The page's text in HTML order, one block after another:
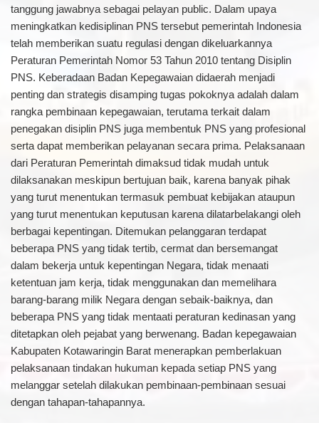
tanggung jawabnya sebagai pelayan public. Dalam upaya
meningkatkan kedisiplinan PNS tersebut pemerintah Indonesia
telah memberikan suatu regulasi dengan dikeluarkannya
Peraturan Pemerintah Nomor 53 Tahun 2010 tentang Disiplin
PNS. Keberadaan Badan Kepegawaian didaerah menjadi
penting dan strategis disamping tugas pokoknya adalah dalam
rangka pembinaan kepegawaian, terutama terkait dalam
penegakan disiplin PNS juga membentuk PNS yang profesional
serta dapat memberikan pelayanan secara prima. Pelaksanaan
dari Peraturan Pemerintah dimaksud tidak mudah untuk
dilaksanakan meskipun bertujuan baik, karena banyak pihak
yang turut menentukan termasuk pembuat kebijakan ataupun
yang turut menentukan keputusan karena dilatarbelakangi oleh
berbagai kepentingan. Ditemukan pelanggaran terdapat
beberapa PNS yang tidak tertib, cermat dan bersemangat
dalam bekerja untuk kepentingan Negara, tidak menaati
ketentuan jam kerja, tidak menggunakan dan memelihara
barang-barang milik Negara dengan sebaik-baiknya, dan
beberapa PNS yang tidak mentaati peraturan kedinasan yang
ditetapkan oleh pejabat yang berwenang. Badan kepegawaian
Kabupaten Kotawaringin Barat menerapkan pemberlakuan
pelaksanaan tindakan hukuman kepada setiap PNS yang
melanggar setelah dilakukan pembinaan-pembinaan sesuai
dengan tahapan-tahapannya.